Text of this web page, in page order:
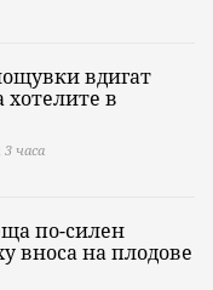
вдигат
хотелите в
3 часа
по-силен
вноса на плодове